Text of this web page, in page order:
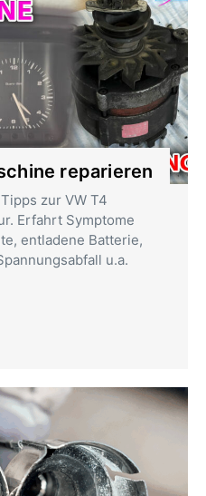
reparieren
zur VW T4
Erfahrt Symptome
entladene Batterie,
u.a.